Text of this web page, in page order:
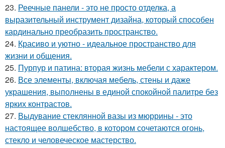
23. Реечные панели - это не просто отделка, а
выразительный инструмент дизайна, который способен
кардинально преобразить пространство.
24. Красиво и уютно - идеальное пространство для
жизни и общения.
25. Пурпур и патина: вторая жизнь мебели с характером.
26. Все элементы, включая мебель, стены и даже
украшения, выполнены в единой спокойной палитре без
ярких контрастов.
27. Выдувание стеклянной вазы из мюррины - это
настоящее волшебство, в котором сочетаются огонь,
стекло и человеческое мастерство.